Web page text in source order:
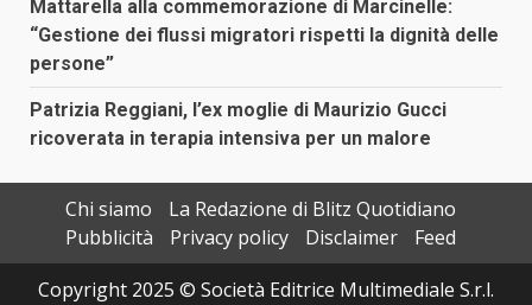
Mattarella alla commemorazione di Marcinelle:
“Gestione dei flussi migratori rispetti la dignità delle
persone”
Patrizia Reggiani, l’ex moglie di Maurizio Gucci
ricoverata in terapia intensiva per un malore
Chi siamo
La Redazione di Blitz Quotidiano
Pubblicità
Privacy policy Disclaimer
Feed
Copyright 2025 © Società Editrice Multimediale S.r.l.